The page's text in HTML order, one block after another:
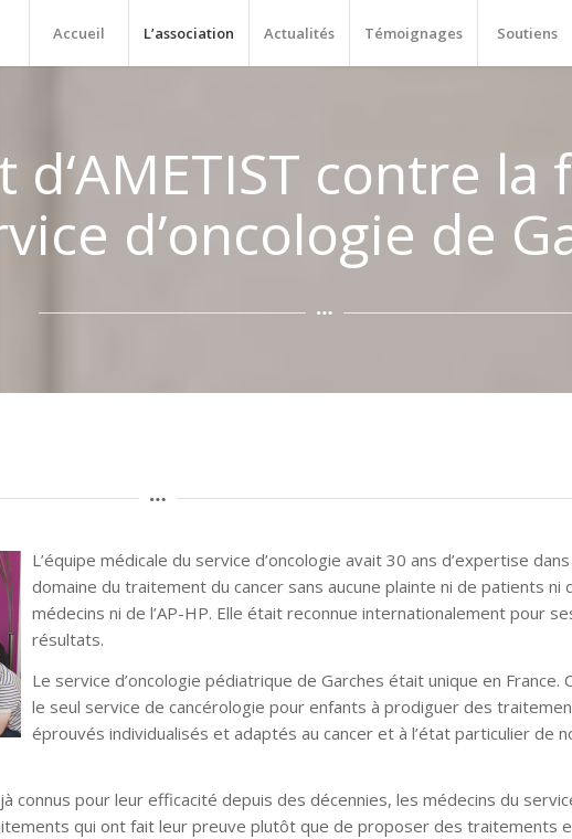
Accueil L’association Actualités Témoignages Soutiens
d‘AMETIST contre
d’oncologie de
L’équipe médicale du service d’oncologie avait 30 ans d’expertise
domaine du traitement du cancer sans aucune plainte ni de patients ni
médecins ni de l’AP-HP. Elle était reconnue internationalement pour
résultats.
Le service d’oncologie pédiatrique de Garches était unique en France.
le seul service de cancérologie pour enfants à prodiguer des
éprouvés individualisés et adaptés au cancer et à l’état particulier de
connus pour leur efficacité depuis des décennies, les médecins du
qui ont fait leur preuve plutôt que de proposer des traitements